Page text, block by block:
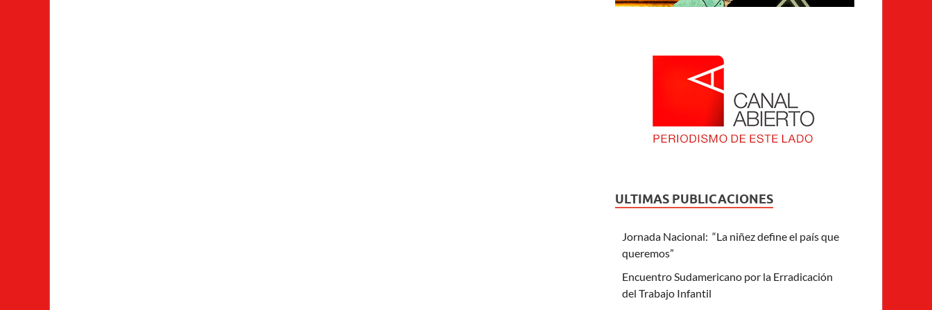
ULTIMAS PUBLICACIONES
Jornada Nacional: “La niñez define el país que
queremos”
Encuentro Sudamericano por la Erradicación
del Trabajo Infantil